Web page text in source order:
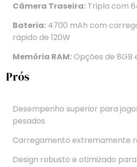
Câmera Traseira: Tripla com
Bateria: 4700 mAh com
rápido de 120W
Memória RAM:Opções de 8GB
Prós
Desempenho superior para
pesados
Carregamento extremamente
Design robusto e otimizado